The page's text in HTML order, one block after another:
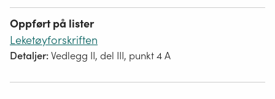
Oppført på lister
Leketøyforskriften
Detaljer:Vedlegg II, del III, punkt 4 A